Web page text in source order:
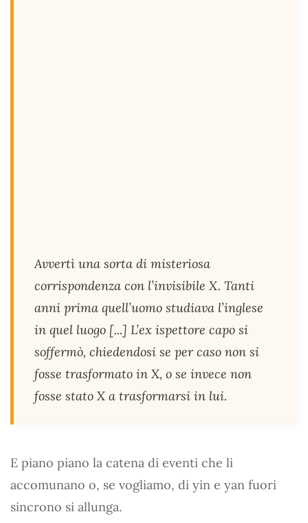
Avvertì una sorta di misteriosa
corrispondenza con l’invisibile X. Tanti
anni prima quell’uomo studiava l’inglese
in quel luogo [...] L’ex ispettore capo si
soffermò, chiedendosi se per caso non si
fosse trasformato in X, o se invece non
fosse stato X a trasformarsi in lui.
E piano piano la catena di eventi che li
accomunano o, se vogliamo, di yin e yan fuori
sincrono si allunga.